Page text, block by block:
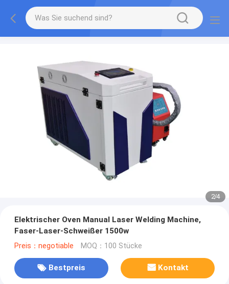
2/4
Elektrischer Oven Manual Laser Welding Machine,
Faser-Laser-Schweißer 1500w
Preis：negotiable MOQ：100 Stücke
Bestpreis Kontakt